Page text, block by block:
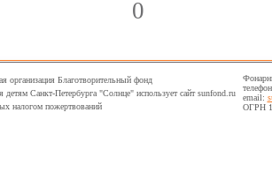
0
организация Благотворительный фонд
Санкт-Петербурга "Солнце" использует сайт sunfond.ru
налогом пожертвований
email:
ОГРН